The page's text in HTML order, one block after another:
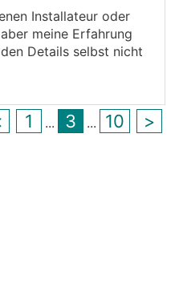
Installateur oder
meine Erfahrung
Details selbst nicht
1 ... 3 ... 10 >